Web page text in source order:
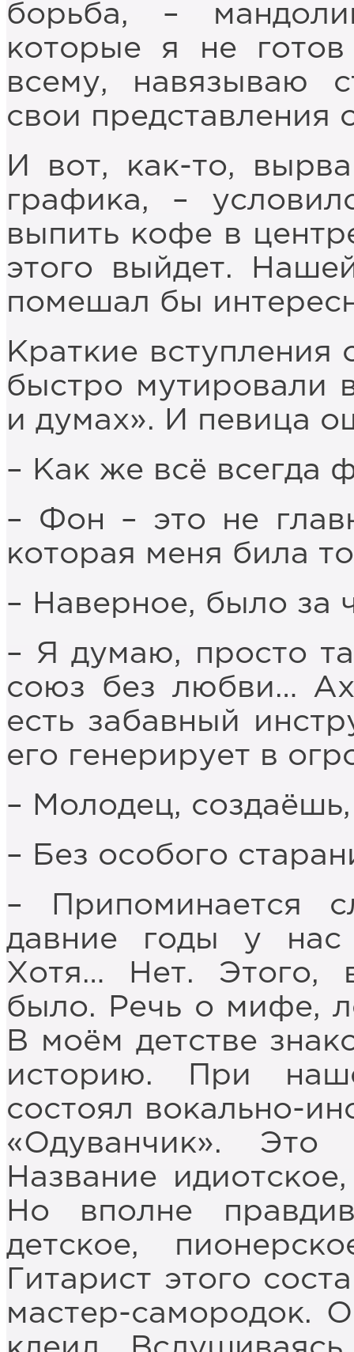
борьба, –
которые я не
всему, навязываю
свои представления
И вот, как-то,
графика, –
выпить кофе в
этого выйдет.
помешал бы
Краткие
быстро мутировали
и думах». И певица
– Как же всё всегда
– Фон – это не
которая меня била
– Наверное, было за
– Я думаю, просто
союз без любви…
есть забавный
его генерирует в
– Молодец,
– Без особого
– Припоминается
давние годы у
Хотя… Нет. Этого,
было. Речь о мифе,
В моём детстве
историю. При
состоял вокально-
«Одуванчик». Это
Название
Но вполне
детское,
Гитарист этого
мастер-самородок.